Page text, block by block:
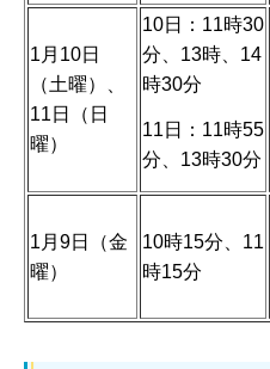
1月10日
（土曜）、
11日（日
曜）
10日：11時30
分、13時、14
時30分
11日：11時55
分、13時30分
1月9日（金
曜）
10時15分、11
時15分